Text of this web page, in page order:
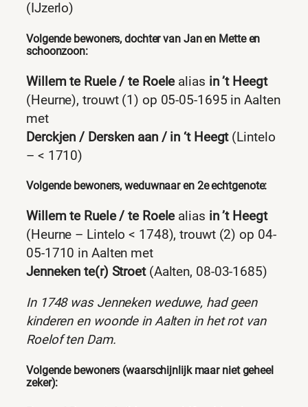
(IJzerlo)
Volgende bewoners, dochter van Jan en Mette en
schoonzoon:
Willem te Ruele / te Roelealias in ’t Heegt
(Heurne), trouwt (1) op 05-05-1695 in Aalten
met
Derckjen / Dersken aan / in ‘t Heegt(Lintelo
– < 1710)
Volgende bewoners, weduwnaar en 2e echtgenote:
Willem te Ruele / te Roelealias in ’t Heegt
(Heurne – Lintelo < 1748), trouwt (2) op 04-
05-1710 in Aalten met
Jenneken te(r) Stroet(Aalten, 08-03-1685)
In 1748 was Jenneken weduwe, had geen
kinderen en woonde in Aalten in het rot van
Roelof ten Dam.
Volgende bewoners (waarschijnlijk maar niet geheel
zeker):